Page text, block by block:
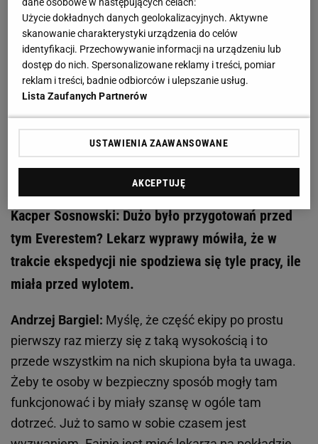
nikomu na świecie. Z narciarskich wypraw na
Everest, on sam zły wracał już dwukrotnie. O trzecim
podejściu, ekstremalnej pasji, nowych technologiach
w himalaizmie i bezpieczeństwie, rozmawialiśmy z
nim przed wyprawą.
Zobacz wideoNieoczekiwane problemy wyprawy
"Pateca" na Mount Everest! Adam Bielecki
komentuje
Kacper Sosnowski: Dużo było przygotowań przed
tym Everestem? Lekarz wyprawy mówiła, że w
trakcie ekspedycji nie spodziewa się tyle pracy, ile
miała przed wylotem.
Andrzej Bargiel: Myślę, że część ekipy po prostu
pierwszy raz mierzy się z taką wysokością i to
przede wszystkim na nich skupiona była ta uwaga.
Żeby te osoby w bezpieczny sposób mogły tam
funkcjonować i by miały szansę w ogóle tam
dotrzeć. Już to samo w sobie czasem jest
dane osobowe w następujących celach:
Użycie dokładnych danych geolokalizacyjnych. Aktywne
skanowanie charakterystyki urządzenia do celów
identyfikacji. Przechowywanie informacji na urządzeniu lub
dostęp do nich. Spersonalizowane reklamy i treści, pomiar
reklam i treści, badnie odbiorców i ulepszanie usług.
Lista Zaufanych Partnerów
USTAWIENIA ZAAWANSOWANE
AKCEPTUJĘ